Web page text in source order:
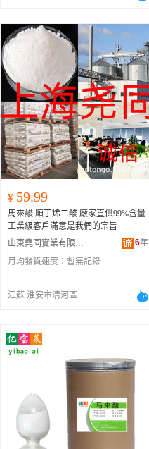
¥ 59.99
馬來酸 順丁烯二酸 廠家直供99%含量
工業級客戶滿意是我們的宗旨
山東堯同實業有限公司
6年
月均發貨速度： 暫無記錄
江蘇 淮安市清河區